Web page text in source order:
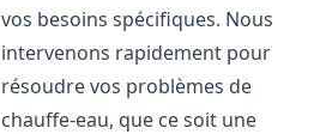
vos besoins spécifiques. Nous
intervenons rapidement pour
résoudre vos problèmes de
chauffe-eau, que ce soit une